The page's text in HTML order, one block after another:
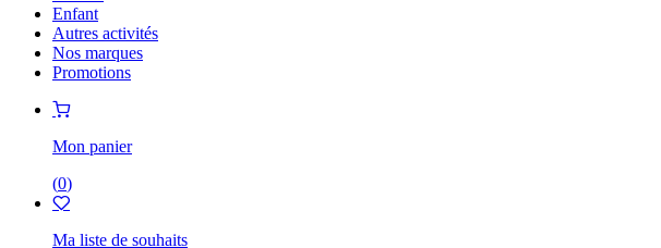
Enfant
Autres activités
Nos marques
Promotions
Mon panier
(0)
Ma liste de souhaits